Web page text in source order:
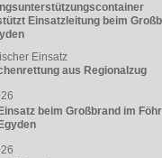
Einsatzleitung beim
Einsatz
aus Regionalzug
beim Großbrand im